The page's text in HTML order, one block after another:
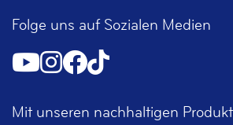
Folge uns auf Sozialen Medien
Mit unseren nachhaltigen